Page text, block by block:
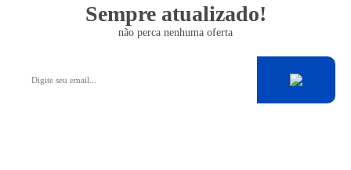
Sempre atualizado!
não perca nenhuma oferta